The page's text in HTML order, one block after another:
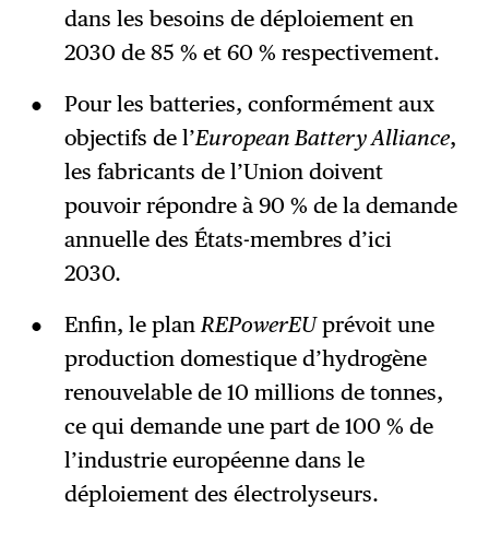
dans les besoins de déploiement en
2030 de 85 % et 60 % respectivement.
Pour les batteries, conformément aux
objectifs de l’European Battery Alliance,
les fabricants de l’Union doivent
pouvoir répondre à 90 % de la demande
annuelle des États-membres d’ici
2030.
Enfin, le planREPowerEUprévoit une
production domestique d’hydrogène
renouvelable de 10 millions de tonnes,
ce qui demande une part de 100 % de
l’industrie européenne dans le
déploiement des électrolyseurs.